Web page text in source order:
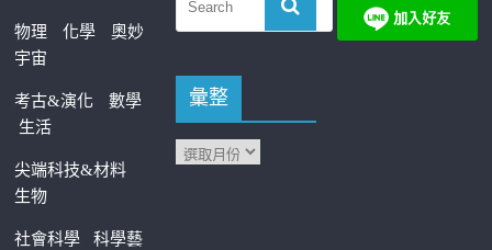
物理 化學
奧妙
宇宙
考古&演化
數學
生活
尖端科技&材料
生物
社會科學科學藝
彙整